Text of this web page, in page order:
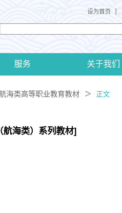
设为首页
服务 关于我们
海类高等职业教育教材 ＞ 正文
海类）系列教材]